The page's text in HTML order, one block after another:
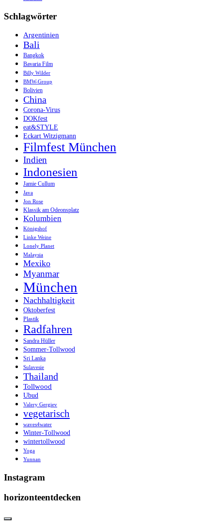
Schlagwörter
Argentinien
Bali
Bangkok
Bavaria Film
Billy Wilder
BMW-Group
Bolivien
China
Corona-Virus
DOKfest
eat&STYLE
Eckart Witzigmann
Filmfest München
Indien
Indonesien
Jamie Cullum
Java
Jon Rose
Klassik am Odeonsplatz
Kolumbien
Königshof
Linke Weine
Lonely Planet
Malaysia
Mexiko
Myanmar
München
Nachhaltigkeit
Oktoberfest
Plastik
Radfahren
Sandra Hüller
Sommer-Tollwood
Sri Lanka
Sulavesie
Thailand
Tollwood
Ubud
Valery Gergiev
vegetarisch
waves4water
Winter-Tollwood
wintertollwood
Yoga
Yunnan
Instagram
horizonteentdecken